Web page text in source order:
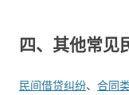
四、其他常见
民间借贷纠纷、 合同